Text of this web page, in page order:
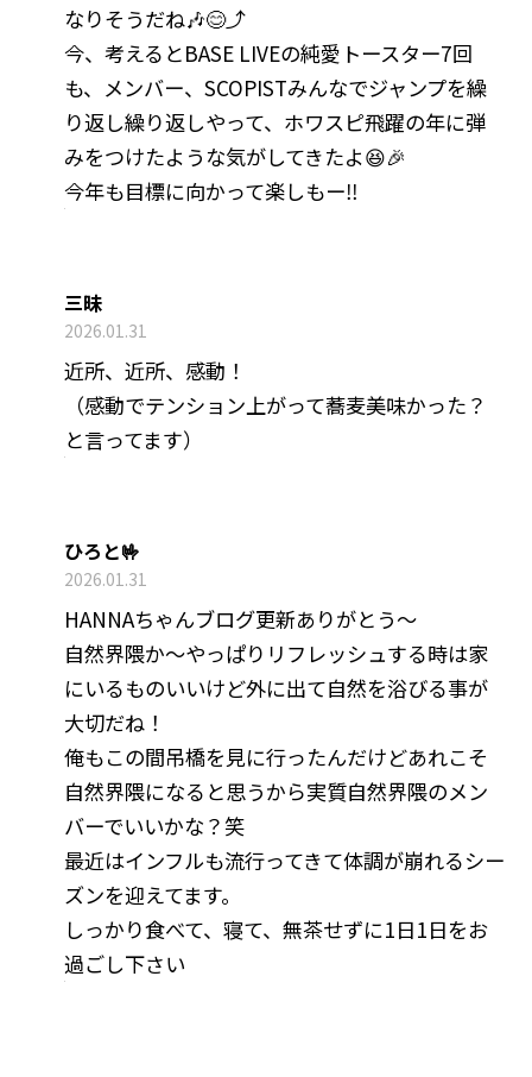
なりそうだね🎶😊⤴️
今、考えるとBASE LIVEの純愛トースター7回
も、メンバー、SCOPISTみんなでジャンプを繰
り返し繰り返しやって、ホワスピ飛躍の年に弾
みをつけたような気がしてきたよ😆🎉
今年も目標に向かって楽しもー‼️
三昧
2026.01.31
近所、近所、感動！
（感動でテンション上がって蕎麦美味かった？
と言ってます）
ひろと🤟
2026.01.31
HANNAちゃんブログ更新ありがとう〜
自然界隈か〜やっぱりリフレッシュする時は家
にいるものいいけど外に出て自然を浴びる事が
大切だね！
俺もこの間吊橋を見に行ったんだけどあれこそ
自然界隈になると思うから実質自然界隈のメン
バーでいいかな？笑
最近はインフルも流行ってきて体調が崩れるシー
ズンを迎えてます。
しっかり食べて、寝て、無茶せずに1日1日をお
過ごし下さい